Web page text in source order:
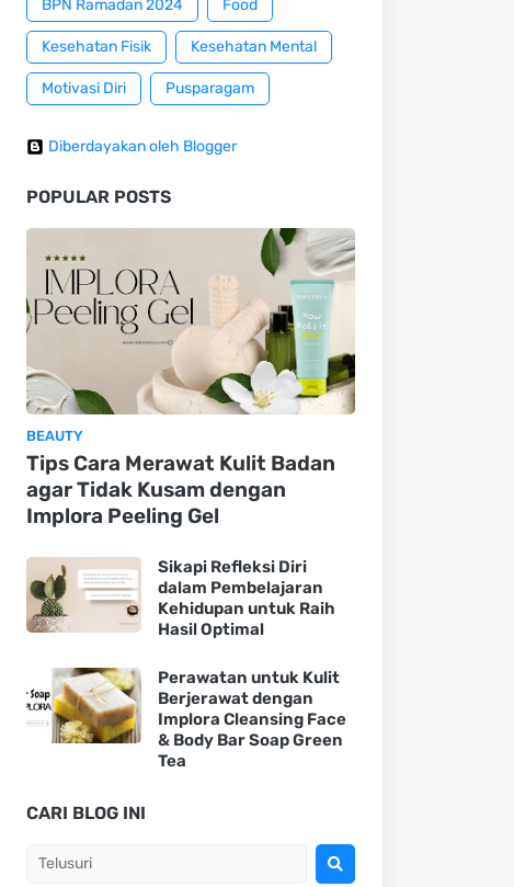
BPN Ramadan 2024 Food
Kesehatan Fisik Kesehatan Mental
Motivasi Diri Pusparagam
Diberdayakan oleh Blogger
POPULAR POSTS
BEAUTY
Tips Cara Merawat Kulit Badan
agar Tidak Kusam dengan
Implora Peeling Gel
Sikapi Refleksi Diri
dalam Pembelajaran
Kehidupan untuk Raih
Hasil Optimal
Perawatan untuk Kulit
Berjerawat dengan
Implora Cleansing Face
& Body Bar Soap Green
Tea
CARI BLOG INI